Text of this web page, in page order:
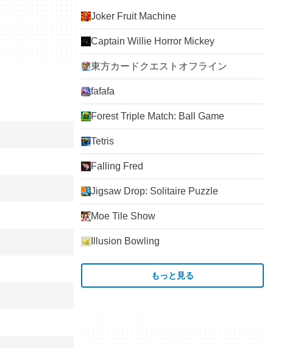
Joker Fruit Machine
Captain Willie Horror Mickey
東方カードクエストオフライン
fafafa
Forest Triple Match: Ball Game
Tetris
Falling Fred
Jigsaw Drop: Solitaire Puzzle
Moe Tile Show
Illusion Bowling
もっと見る